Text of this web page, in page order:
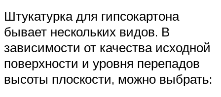
Штукатурка для гипсокартона
бывает нескольких видов. В
зависимости от качества исходной
поверхности и уровня перепадов
высоты плоскости, можно выбрать: